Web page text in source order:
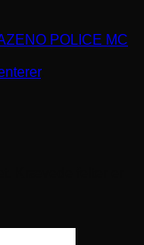
POLICE MC
.